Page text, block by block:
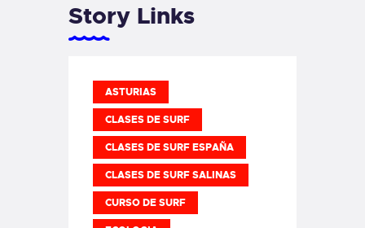
Story Links
ASTURIAS
CLASES DE SURF
CLASES DE SURF ESPAÑA
CLASES DE SURF SALINAS
CURSO DE SURF